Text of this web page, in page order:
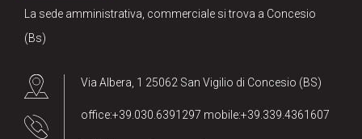
La sede amministrativa, commerciale si trova a Concesio
(Bs)
Via Albera, 1 25062 San Vigilio di Concesio (BS)
office:+39.030.6391297 mobile:+39.339.4361607